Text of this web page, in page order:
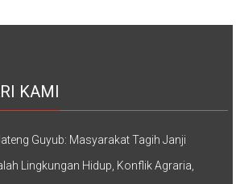
KAMI
Guyub: Masyarakat Tagih Janji
Lingkungan Hidup, Konflik Agraria,